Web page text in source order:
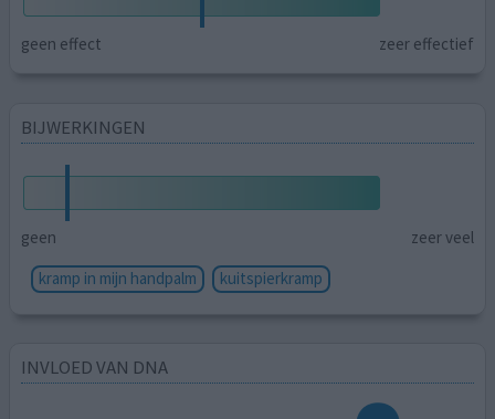
geen effect zeer effectief
BIJWERKINGEN
geen
zeer veel
kramp in mijn handpalm
kuitspierkramp
INVLOED VAN DNA